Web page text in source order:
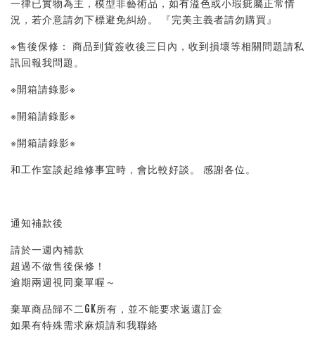
一律已實物為主，模型非藝術品，如有溢色或小瑕疵屬正常情
況，若介意請勿下標避免糾紛。 『完美主義者請勿購買』
※售後保修： 商品到貨簽收後三日內，收到損壞等相關問題請私
訊回報我問題。
※開箱請錄影※
※開箱請錄影※
※開箱請錄影※
和工作室談起維修事宜時，會比較好談。 感謝各位。
通知補款後
請於一週內補款
超過不做售後保修！
逾期兩週視同棄單喔～
棄單商品歸不二GK所有，並不能要求返還訂金
如果有特殊需求麻煩請和我聯絡